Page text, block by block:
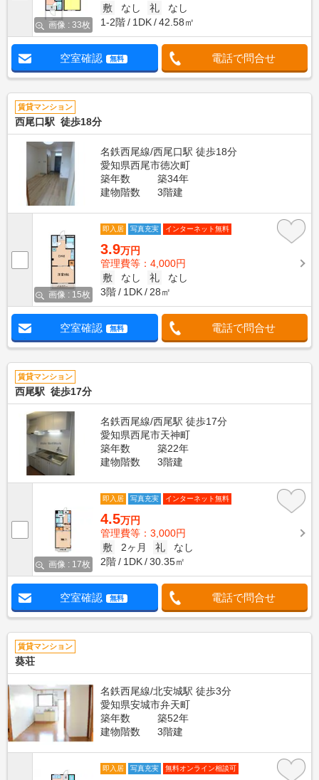
画像 : 33枚
敷
なし 礼
なし
1-2階
1DK 42.58㎡
空室確認 無料 電話で問合せ
賃貸マンション
西尾口駅 徒歩18分
名鉄西尾線/西尾口駅 徒歩18分
愛知県西尾市徳次町
築年数
築34年
建物階数
3階建
画像 : 15枚
即入居 写真充実 インターネット無料
3.9万円
管理費等：4,000円
敷
なし 礼
なし
3階
1DK 28㎡
空室確認 無料 電話で問合せ
賃貸マンション
西尾駅 徒歩17分
名鉄西尾線/西尾駅 徒歩17分
愛知県西尾市天神町
築年数
築22年
建物階数
3階建
画像 : 17枚
即入居 写真充実 インターネット無料
4.5万円
管理費等：3,000円
敷
2ヶ月 礼
なし
2階
1DK 30.35㎡
空室確認 無料 電話で問合せ
賃貸マンション
葵荘
名鉄西尾線/北安城駅 徒歩3分
愛知県安城市弁天町
築年数
築52年
建物階数
3階建
即入居 写真充実 無料オンライン相談可